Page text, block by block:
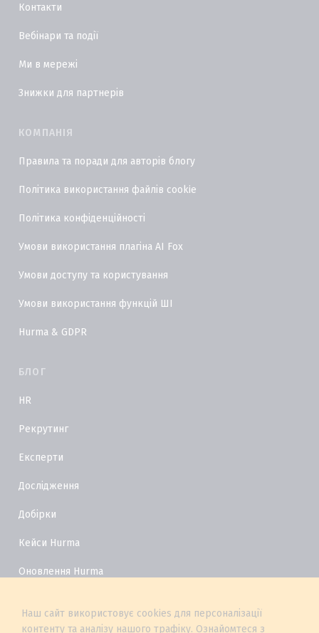
Контакти
Вебінари та події
Ми в мережі
Знижки для партнерів
КОМПАНІЯ
Правила та поради для авторів блогу
Політика використання файлів cookie
Політика конфіденційності
Умови використання плагіна AI Fox
Умови доступу та користування
Умови використання функцій ШІ
Hurma & GDPR
БЛОГ
HR
Рекрутинг
Експерти
Дослідження
Добірки
Кейси Hurma
Оновлення Hurma
Наш сайт використовує cookies для персоналізації
контенту та аналізу нашого трафіку. Ознайомтеся з